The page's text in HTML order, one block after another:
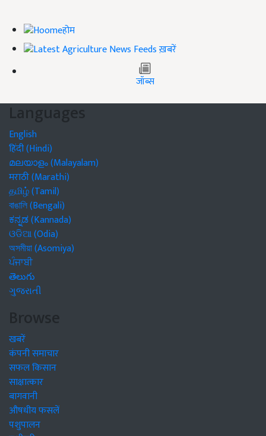
होम
ख़बरें
जॉब्स
Languages
English
हिंदी (Hindi)
മലയാളം (Malayalam)
मराठी (Marathi)
தமிழ் (Tamil)
বাঙালি (Bengali)
ಕನ್ನಡ (Kannada)
ଓଡିଆ (Odia)
অসমীয়া (Asomiya)
ਪੰਜਾਬੀ
తెలుగు
ગુજરાતી
Browse
खबरें
कंपनी समाचार
सफल किसान
साक्षात्कार
बागवानी
औषधीय फसलें
पशुपालन